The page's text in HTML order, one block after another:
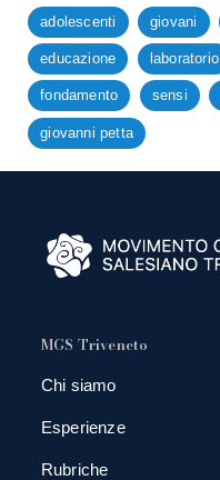
adolescenti giovani
educazione laboratorio
fondamento sensi
giovanni petta
MGS Triveneto
Chi siamo
Esperienze
Rubriche